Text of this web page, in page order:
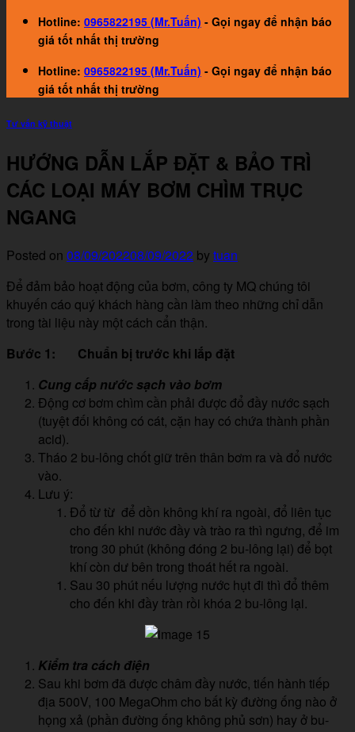
Hotline: 0965822195 (Mr.Tuấn) - Gọi ngay để nhận báo
giá tốt nhất thị trường
Hotline: 0965822195 (Mr.Tuấn) - Gọi ngay để nhận báo
giá tốt nhất thị trường
Tư vấn kỹ thuật
HƯỚNG DẪN LẮP ĐẶT & BẢO TRÌ
CÁC LOẠI MÁY BƠM CHÌM TRỤC
NGANG
Posted on 08/09/202208/09/2022 by tuan
Để đảm bảo hoạt động của bơm, công ty MQ chúng tôi
khuyến cáo quý khách hàng cần làm theo những chỉ dẫn
trong tài liệu này một cách cẩn thận.
Bước 1: Chuẩn bị trước khi lắp đặt
Cung cấp nước sạch vào bơm
Động cơ bơm chìm cần phải được đổ đầy nước sạch
(tuyệt đối không có cát, cặn hay có chứa thành phần
acid).
Tháo 2 bu-lông chốt giữ trên thân bơm ra và đổ nước
vào.
Lưu ý:
Đổ từ từ để dồn không khí ra ngoài, đổ liên tục
cho đến khi nước đầy và trào ra thì ngưng, để im
trong 30 phút (không đóng 2 bu-lông lại) để bọt
khí còn dư bên trong thoát hết ra ngoài.
Sau 30 phút nếu lượng nước hụt đi thì đổ thêm
cho đến khi đầy tràn rồi khóa 2 bu-lông lại.
Kiểm tra cách điện
Sau khi bơm đã được châm đầy nước, tiến hành tiếp
địa 500V, 100 MegaOhm cho bất kỳ đường ống nào ở
họng xả (phần đường ống không phủ sơn) hay ở bu-